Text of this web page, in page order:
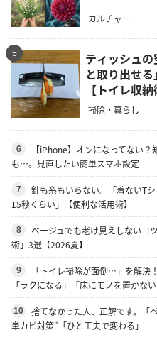
カルチャー
5
ティッシュ
と取り出せる
【トイレ収納
掃除・暮らし
6
【iPhone】オンになってない
も…。見直したい簡単スマホ設定
7
針も糸もいらない。「着ないT
15秒くらい」【便利な活用術】
8
ベージュでも老け見えしないコ
術」3選【2026夏】
9
「トイレ掃除が面倒…」を解決
「ラクになる」「床にモノを置かない
10
捨てなかった人、正解です。「
単カビ対策"「ひと工夫で変わる」